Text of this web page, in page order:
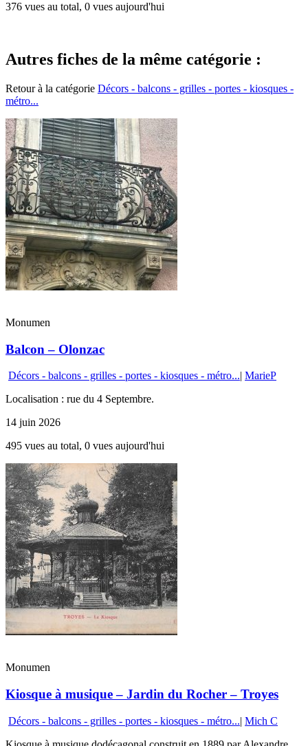
376 vues au total, 0 vues aujourd'hui
Autres fiches de la même catégorie :
Retour à la catégorie Décors - balcons - grilles - portes - kiosques -
métro...
Monumen
Balcon – Olonzac
Décors - balcons - grilles - portes - kiosques - métro...| MarieP
Localisation : rue du 4 Septembre.
14 juin 2026
495 vues au total, 0 vues aujourd'hui
Monumen
Kiosque à musique – Jardin du Rocher – Troyes
Décors - balcons - grilles - portes - kiosques - métro...| Mich C